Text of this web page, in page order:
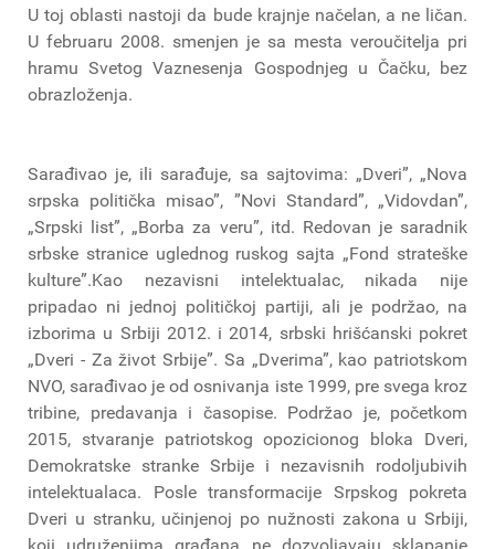
U toj oblasti nastoji da bude krajnje načelan, a ne ličan.
U februaru 2008. smenjen je sa mesta veroučitelja pri
hramu Svetog Vaznesenja Gospodnjeg u Čačku, bez
obrazloženja.
Sarađivao je, ili sarađuje, sa sajtovima: „Dveri”, „Nova
srpska politička misao”, ”Novi Standard”, „Vidovdan”,
„Srpski list”, „Borba za veru”, itd. Redovan je saradnik
srbske stranice uglednog ruskog sajta „Fond strateške
kulture”.Kao nezavisni intelektualac, nikada nije
pripadao ni jednoj političkoj partiji, ali je podržao, na
izborima u Srbiji 2012. i 2014, srbski hrišćanski pokret
„Dveri - Za život Srbije”. Sa „Dverima”, kao patriotskom
NVO, sarađivao je od osnivanja iste 1999, pre svega kroz
tribine, predavanja i časopise. Podržao je, početkom
2015, stvaranje patriotskog opozicionog bloka Dveri,
Demokratske stranke Srbije i nezavisnih rodoljubivih
intelektualaca. Posle transformacije Srpskog pokreta
Dveri u stranku, učinjenoj po nužnosti zakona u Srbiji,